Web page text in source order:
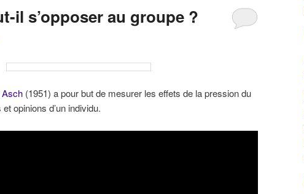
il s’opposer au groupe ?
Asch (1951) a pour but de mesurer les effets de la pression du
opinions d’un individu.